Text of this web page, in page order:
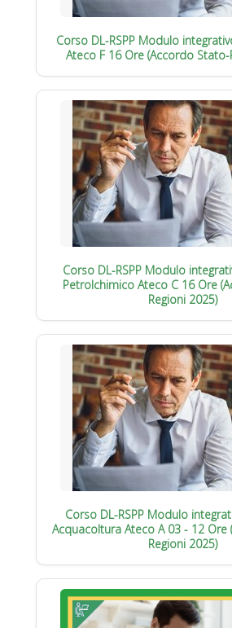
Corso DL-RSPP Modulo
Ateco F 16 Ore (Accordo Stato-
Corso DL-RSPP Modulo
Petrolchimico Ateco C 16 Ore
Regioni 2025)
Corso DL-RSPP Modulo
Acquacoltura Ateco A 03 - 12
Regioni 2025)